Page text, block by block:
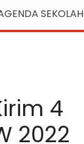
SEKOLAH
4
2022